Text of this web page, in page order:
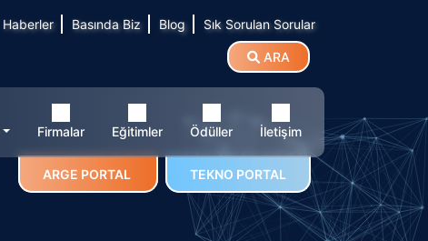
Haberler Basında Biz Blog Sık Sorulan Sorular
ARA
Firmalar Eğitimler Ödüller İletişim
ARGE PORTAL TEKNO PORTAL